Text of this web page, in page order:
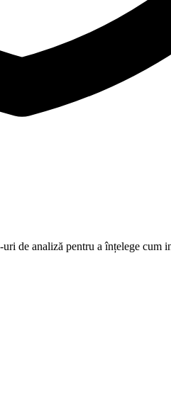
de analiză pentru a înțelege cum